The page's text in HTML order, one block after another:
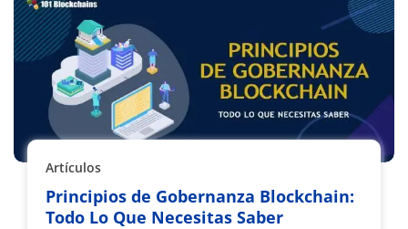
Artículos
Principios de Gobernanza Blockchain:
Todo Lo Que Necesitas Saber